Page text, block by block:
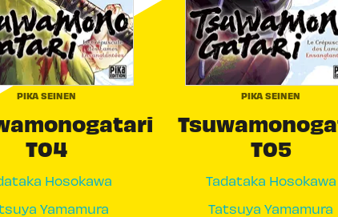
PIKA SEINEN
T04
Hosokawa
Yamamura
PIKA SEINEN
T05
Tadataka Hosokawa
Tatsuya Yamamura